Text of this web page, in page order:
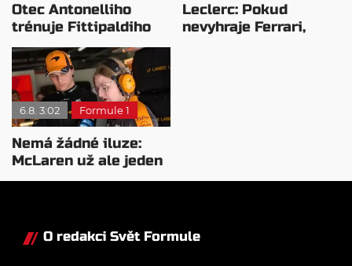
Otec Antonelliho
trénuje Fittipaldiho
syna: Brazilec
vychvaluje lídra
Leclerc: Pokud
nevyhraje Ferrari,
6.8. 3:02 Formule 1
Nemá žádné iluze:
McLaren už ale jeden
návrat ze dna dokázal
O redakci Svět Formule